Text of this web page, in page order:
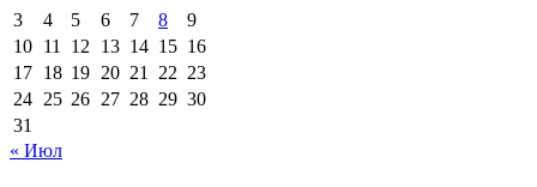
3
4 5 6 7 8
9
10 11 12 13 14 15 16
17 18 19 20 21 22 23
24 25 26 27 28 29 30
31
« Июл